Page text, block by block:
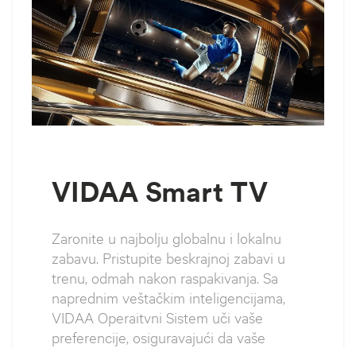
VIDAA Smart TV
Zaronite u najbolju globalnu i lokalnu
zabavu. Pristupite beskrajnoj zabavi u
trenu, odmah nakon raspakivanja. Sa
naprednim veštačkim inteligencijama,
VIDAA Operaitvni Sistem uči vaše
preferencije, osiguravajući da vaše